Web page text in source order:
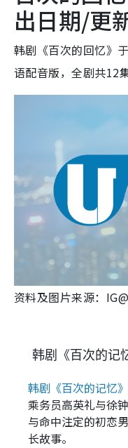
出日期/更
韩剧《百次的回忆》
语配音版，全剧共12
资料及图片来源：
韩剧《百次的记
韩剧《百次的记忆》
乘务员高英礼与徐
与命中注定的初恋
长故事。